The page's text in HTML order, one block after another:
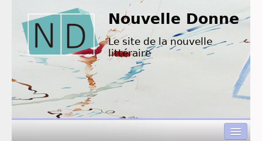
Nouvelle Donne
Le site de la nouvelle
littéraire